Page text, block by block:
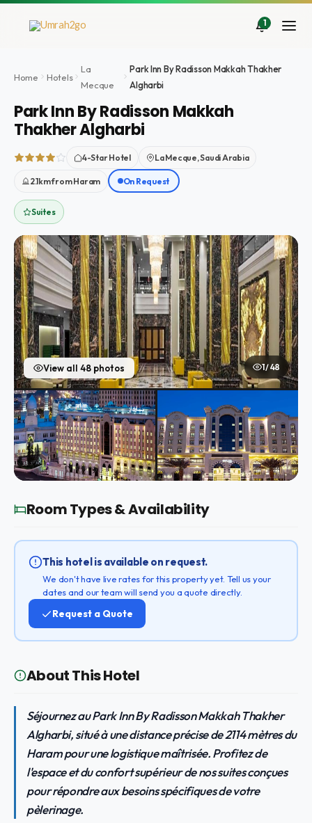
Aller
1
Home Hotels
La
Mecque
Park Inn By Radisson Makkah Thakher
Algharbi
Park Inn By Radisson Makkah
Thakher Algharbi
4-Star Hotel La Mecque, Saudi Arabia
2.1km from Haram On Request
Suites
View all 48 photos 1 / 48
Room Types & Availability
This hotel is available on request.
We don't have live rates for this property yet. Tell us your
dates and our team will send you a quote directly.
Request a Quote
About This Hotel
Séjournez au Park Inn By Radisson Makkah Thakher
Algharbi, situé à une distance précise de 2114 mètres du
Haram pour une logistique maîtrisée. Profitez de
l'espace et du confort supérieur de nos suites conçues
pour répondre aux besoins spécifiques de votre
pèlerinage.